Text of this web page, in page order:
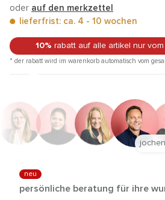
oder auf den merkzettel
lieferfrist: ca. 4 - 10 wochen
10% rabatt auf alle artikel nur vom
* der rabatt wird im warenkorb automatisch vom
neu
persönliche beratung für ihre